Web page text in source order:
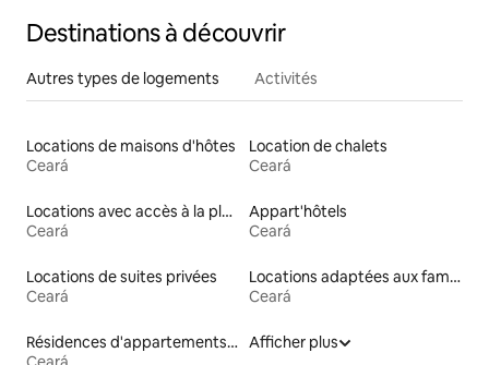
Destinations à découvrir
Autres types de logements Activités
Locations de maisons d'hôtes
Ceará
Location de chalets
Ceará
Locations avec accès à la plage
Ceará
Appart'hôtels
Ceará
Locations de suites privées
Ceará
Locations adaptées aux familles
Ceará
Résidences d'appartements en location
Afficher plus